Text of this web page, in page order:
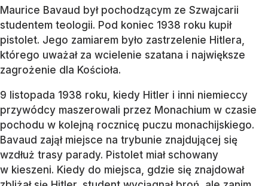
Maurice Bavaud był pochodzącym ze Szwajcarii
studentem teologii. Pod koniec 1938 roku kupił
pistolet. Jego zamiarem było zastrzelenie Hitlera,
którego uważał za wcielenie szatana i największe
zagrożenie dla Kościoła.
9 listopada 1938 roku, kiedy Hitler i inni niemieccy
przywódcy maszerowali przez Monachium w czasie
pochodu w kolejną rocznicę puczu monachijskiego.
Bavaud zajął miejsce na trybunie znajdującej się
wzdłuż trasy parady. Pistolet miał schowany
w kieszeni. Kiedy do miejsca, gdzie się znajdował